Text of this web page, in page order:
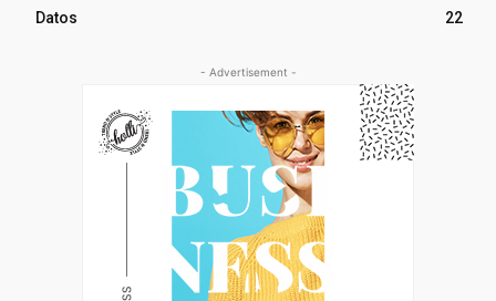
Datos
22
- Advertisement -